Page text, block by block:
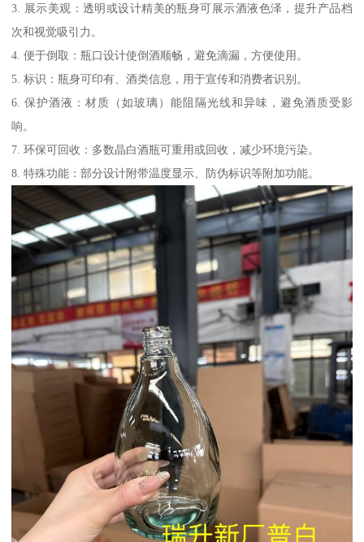
3. 展示美观：透明或设计精美的瓶身可展示酒液色泽，提升产品档
次和视觉吸引力。
4. 便于倒取：瓶口设计使倒酒顺畅，避免滴漏，方便使用。
5. 标识：瓶身可印有、酒类信息，用于宣传和消费者识别。
6. 保护酒液：材质（如玻璃）能阻隔光线和异味，避免酒质受影
响。
7. 环保可回收：多数晶白酒瓶可重用或回收，减少环境污染。
8. 特殊功能：部分设计附带温度显示、防伪标识等附加功能。